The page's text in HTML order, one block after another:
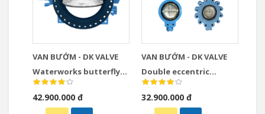
VAN BƯỚM - DK VALVE
Waterworks butterfly
valve
42.900.000 đ
VAN BƯỚM - DK VALVE
Double eccentric
butterfly valve
32.900.000 đ